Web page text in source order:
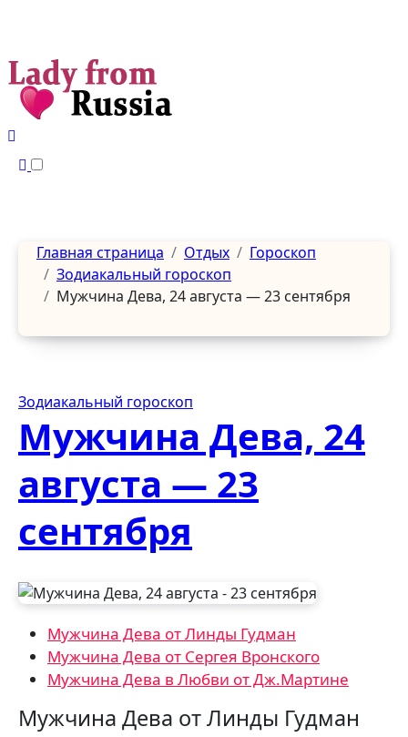
Главная страница Отдых
Гороскоп
Зодиакальный гороскоп
Мужчина Дева, 24 августа — 23 сентября
Зодиакальный гороскоп
Мужчина Дева, 24
августа — 23
сентября
Мужчина Дева от Линды Гудман
Мужчина Дева от Сергея Вронского
Мужчина Дева в Любви от Дж.Мартине
Мужчина Дева от Линды Гудман